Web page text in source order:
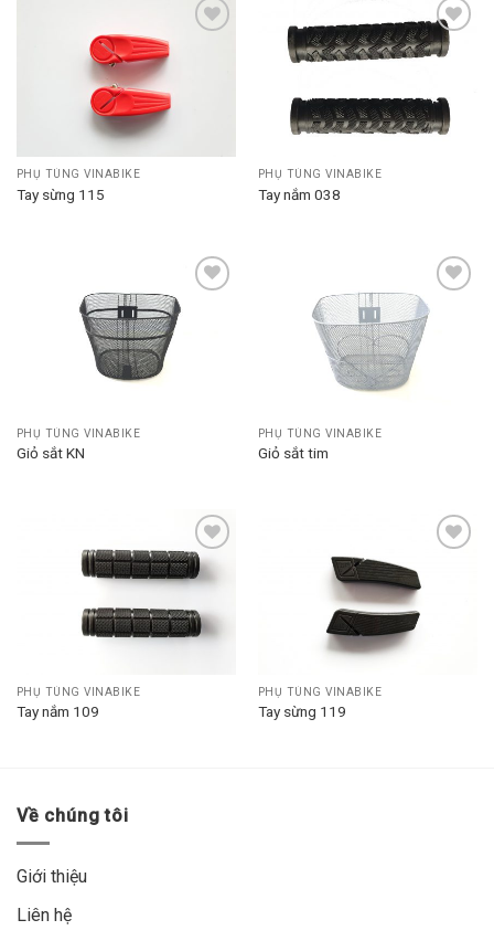
PHỤ TÙNG VINABIKE
Tay sừng 115
Add to
wishlist
PHỤ TÙNG VINABIKE
Tay nắm 038
PHỤ TÙNG VINABIKE
Giỏ sắt KN
Add to
wishlist
PHỤ TÙNG VINABIKE
Giỏ sắt tim
Add to
wishlist
PHỤ TÙNG VINABIKE
Tay nắm 109
PHỤ TÙNG VINABIKE
Tay sừng 119
Về chúng tôi
Giới thiệu
Liên hệ